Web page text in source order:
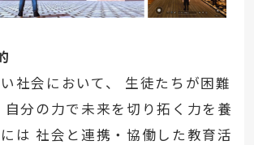
社会において、 生徒たちが困難
分の力で未来を切り拓く力を養
は 社会と連携・協働した教育活